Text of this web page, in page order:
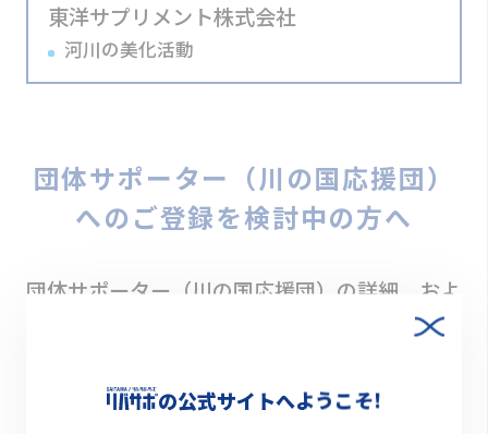
東洋サプリメント株式会社
河川の美化活動
団体サポーター（川の国応援団）
へのご登録を検討中の方へ
団体サポーター（川の国応援団）の詳細、およ
びご登録方法、または川の国応援団マッチング
りご確認ください。
の公式サイトへようこそ!